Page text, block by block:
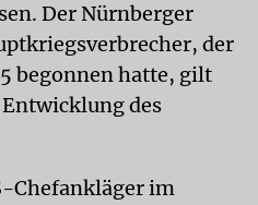
Der Nürnberger
der
begonnen hatte, gilt
des
Chefankläger im